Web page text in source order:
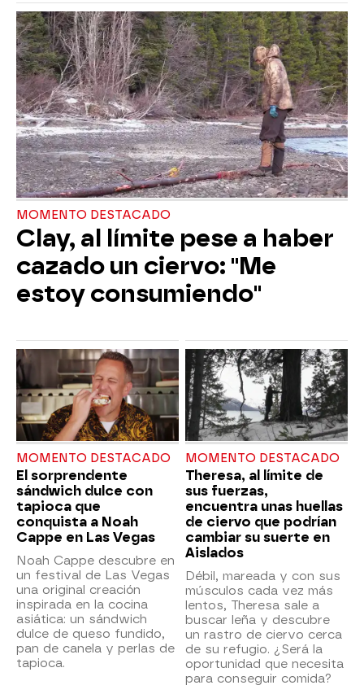
MOMENTO DESTACADO
Clay, al límite pese a haber
cazado un ciervo: "Me
estoy consumiendo"
MOMENTO DESTACADO
El sorprendente
sándwich dulce con
tapioca que
conquista a Noah
Cappe en Las Vegas
Noah Cappe descubre en
un festival de Las Vegas
una original creación
inspirada en la cocina
asiática: un sándwich
dulce de queso fundido,
pan de canela y perlas de
tapioca.
MOMENTO DESTACADO
Theresa, al límite de
sus fuerzas,
encuentra unas huellas
de ciervo que podrían
cambiar su suerte en
Aislados
Débil, mareada y con sus
músculos cada vez más
lentos, Theresa sale a
buscar leña y descubre
un rastro de ciervo cerca
de su refugio. ¿Será la
oportunidad que necesita
para conseguir comida?